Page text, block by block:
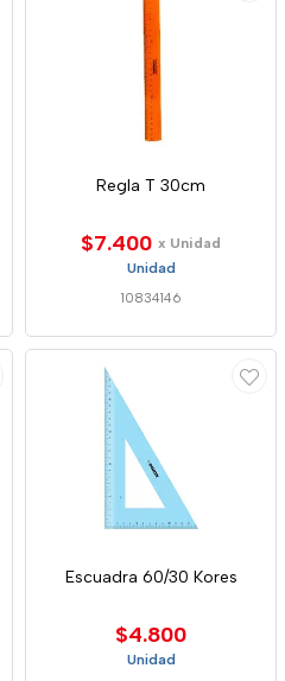
Regla T 30cm
$7.400 x Unidad
Unidad
10834146
Escuadra 60/30 Kores
$4.800
Unidad